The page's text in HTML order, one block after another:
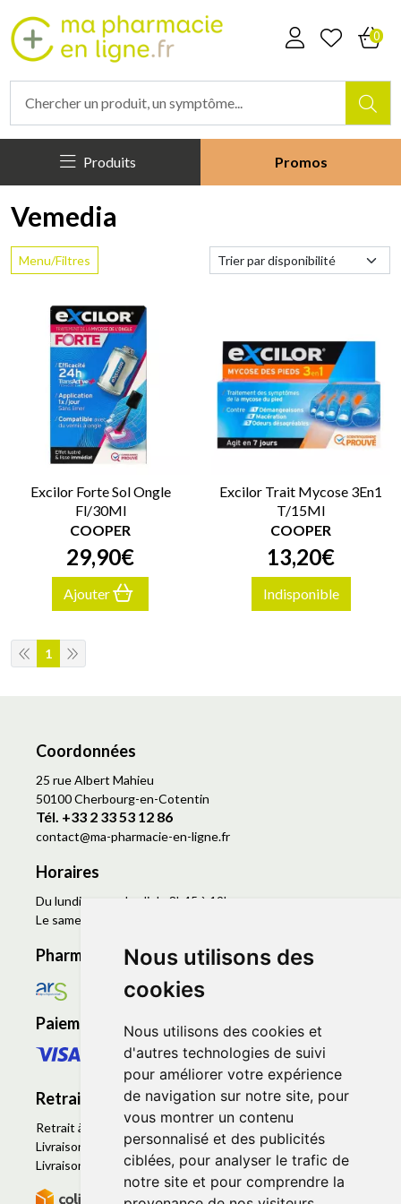
Nous utilisons des
cookies
Nous utilisons des cookies et
d'autres technologies de suivi
pour améliorer votre expérience
de navigation sur notre site, pour
vous montrer un contenu
personnalisé et des publicités
ciblées, pour analyser le trafic de
notre site et pour comprendre la
0
Produits Promos
Vemedia
Menu/Filtres
Excilor Forte Sol Ongle
Fl/30Ml
COOPER
29,90€
Ajouter
Excilor Trait Mycose 3En1
T/15Ml
COOPER
13,20€
Indisponible
1
Coordonnées
25 rue Albert Mahieu
50100 Cherbourg-en-Cotentin
Tél. +33 2 33 53 12 86
contact@ma-pharmacie-en-ligne.fr
Horaires
Du lundi au vendredi de 8h45 à 19h
Le samedi de 9h à 19h
Pharmacie en ligne agréée
Paiement sécurisé
Retrait - Livraison
Retrait à la pharmacie - Click & Collect
Livraison en Point Relais
Livraison à domicile